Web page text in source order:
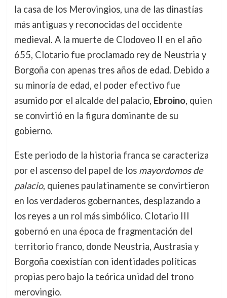
la casa de los Merovingios, una de las dinastías
más antiguas y reconocidas del occidente
medieval. A la muerte de Clodoveo II en el año
655, Clotario fue proclamado rey de Neustria y
Borgoña con apenas tres años de edad. Debido a
su minoría de edad, el poder efectivo fue
asumido por el alcalde del palacio, Ebroino, quien
se convirtió en la figura dominante de su
gobierno.
Este periodo de la historia franca se caracteriza
por el ascenso del papel de los mayordomos de
palacio, quienes paulatinamente se convirtieron
en los verdaderos gobernantes, desplazando a
los reyes a un rol más simbólico. Clotario III
gobernó en una época de fragmentación del
territorio franco, donde Neustria, Austrasia y
Borgoña coexistían con identidades políticas
propias pero bajo la teórica unidad del trono
merovingio.